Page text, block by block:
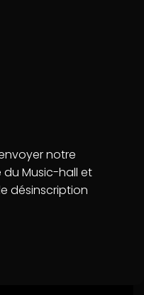
notre
du Music-hall et
désinscription